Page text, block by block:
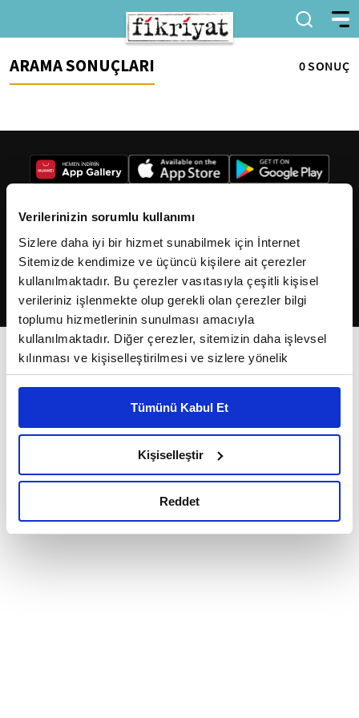
Verilerinizin sorumlu kullanımı
Sizlere daha iyi bir hizmet sunabilmek için İnternet
Sitemizde kendimize ve üçüncü kişilere ait çerezler
kullanılmaktadır. Bu çerezler vasıtasıyla çeşitli kişisel
verileriniz işlenmekte olup gerekli olan çerezler bilgi
toplumu hizmetlerinin sunulması amacıyla
kullanılmaktadır. Diğer çerezler, sitemizin daha işlevsel
kılınması ve kişiselleştirilmesi ve sizlere yönelik
reklam/pazarlama faaliyetlerinin yapılması, amaçlarıyla
Çerezlere ilişkin tercihlerinizi çerez paneli vasıtasıyla
belirleyebilirsiniz. Çerezlere ilişkin detaylı bilgi için
Ayarlar butonuna tıklayabilir,Çerez Bilgilendirme
Metnimizi ziyaret edebilirsiniz.
okumak ve sitemizi ziyaretiniz kapsamında
Tümünü Kabul Et
Kişiselleştir
Reddet
ARAMA SONUÇLARI 0 SONUÇ
2026Fikriyat. Tüm hakları saklıdır.